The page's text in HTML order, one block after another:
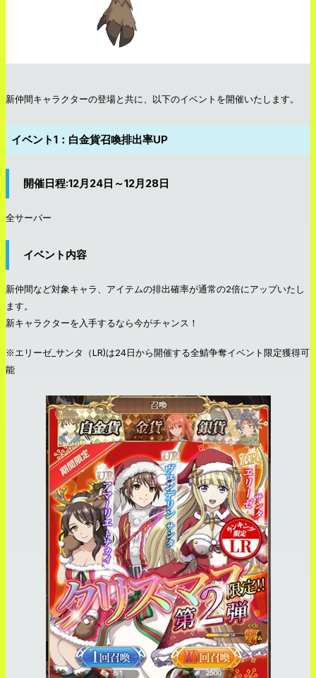
新仲間キャラクターの登場と共に、以下のイベントを開催いたします。
イベント1：白金貨召喚排出率UP
開催日程:12月24日～12月28日
全サーバー
イベント内容
新仲間など対象キャラ、アイテムの排出確率が通常の2倍にアップいたし
ます。
新キャラクターを入手するなら今がチャンス！
※エリーゼ_サンタ（LR)は24日から開催する全鯖争奪イベント限定獲得可
能